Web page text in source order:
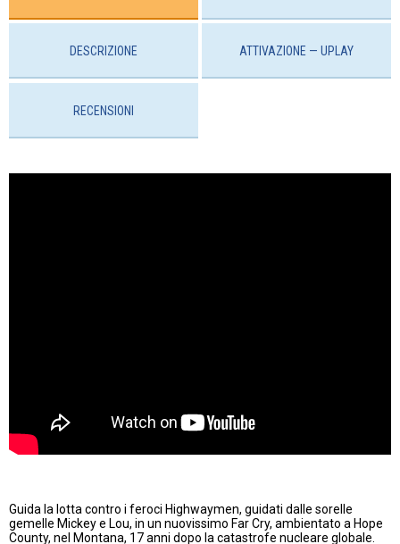
DESCRIZIONE ATTIVAZIONE — UPLAY
RECENSIONI
Guida la lotta contro i feroci Highwaymen, guidati dalle sorelle
gemelle Mickey e Lou, in un nuovissimo Far Cry, ambientato a Hope
County, nel Montana, 17 anni dopo la catastrofe nucleare globale.